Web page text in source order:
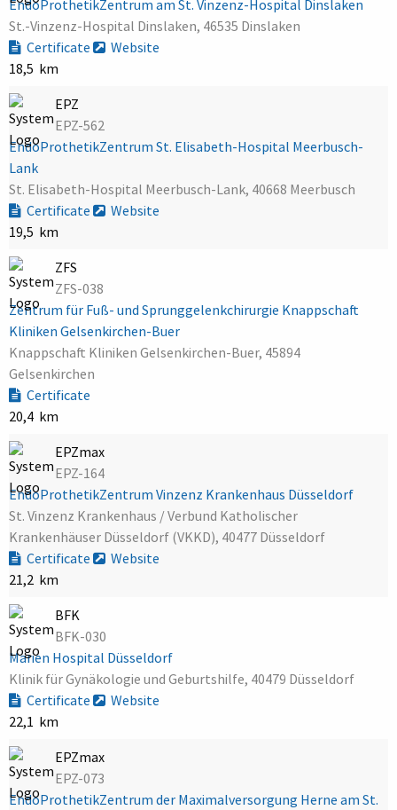
EndoProthetikZentrum am St. Vinzenz-Hospital Dinslaken
St.-Vinzenz-Hospital Dinslaken, 46535 Dinslaken
Certificate
Website
18,5 km
EPZ
EPZ-562
EndoProthetikZentrum St. Elisabeth-Hospital Meerbusch-
Lank
St. Elisabeth-Hospital Meerbusch-Lank, 40668 Meerbusch
Certificate
Website
19,5 km
ZFS
ZFS-038
Zentrum für Fuß- und Sprunggelenkchirurgie Knappschaft
Kliniken Gelsenkirchen-Buer
Knappschaft Kliniken Gelsenkirchen-Buer, 45894
Gelsenkirchen
Certificate
20,4 km
EPZmax
EPZ-164
EndoProthetikZentrum Vinzenz Krankenhaus Düsseldorf
St. Vinzenz Krankenhaus / Verbund Katholischer
Krankenhäuser Düsseldorf (VKKD), 40477 Düsseldorf
Certificate
Website
21,2 km
BFK
BFK-030
Marien Hospital Düsseldorf
Klinik für Gynäkologie und Geburtshilfe, 40479 Düsseldorf
Certificate
Website
22,1 km
EPZmax
EPZ-073
EndoProthetikZentrum der Maximalversorgung Herne am St.